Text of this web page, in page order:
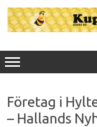
innehåll
Företag i
– Hallands